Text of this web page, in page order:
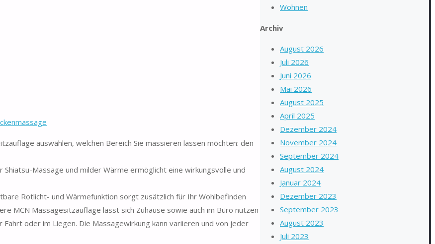
auswählen, welchen Bereich Sie massieren lassen möchten: den
Massage und milder Wärme ermöglicht eine wirkungsvolle und
Rotlicht- und Wärmefunktion sorgt zusätzlich für Ihr Wohlbefinden
MCN Massagesitzauflage lässt sich Zuhause sowie auch im Büro nutzen
oder im Liegen. Die Massagewirkung kann variieren und von jeder
Wohnen
Archiv
August 2026
Juli 2026
Juni 2026
Mai 2026
August 2025
April 2025
Dezember 2024
November 2024
September 2024
August 2024
Januar 2024
Dezember 2023
September 2023
August 2023
Juli 2023